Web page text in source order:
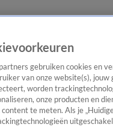
partners gebruiken cookies en
van onze website(s),
worden
onze producten en
te meten. Als je